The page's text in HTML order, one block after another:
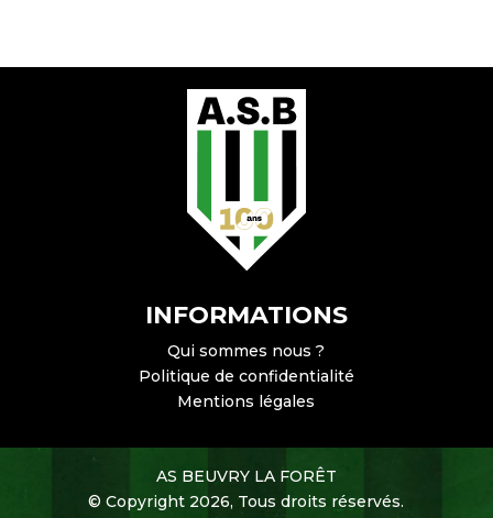
INFORMATIONS
Qui sommes nous ?
Politique de confidentialité
Mentions légales
AS BEUVRY LA FORÊT
© Copyright 2026, Tous droits réservés.